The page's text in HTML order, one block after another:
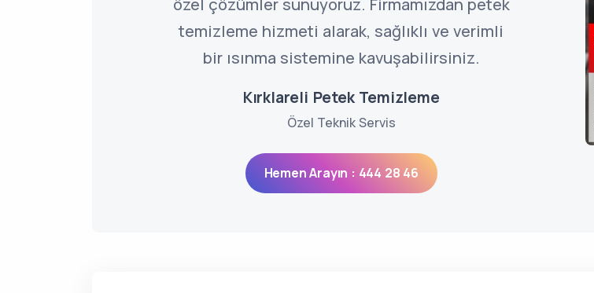
özel çözümler sunuyoruz. Firmamızdan petek
temizleme hizmeti alarak, sağlıklı ve verimli
bir ısınma sistemine kavuşabilirsiniz.
Kırklareli Petek Temizleme
Özel Teknik Servis
Hemen Arayın : 444 28 46